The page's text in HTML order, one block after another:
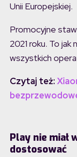
Unii Europejskiej.
Promocyjne
2021 roku. To jak
wszystkich
Czytaj też:
Play nie miał
dostosować